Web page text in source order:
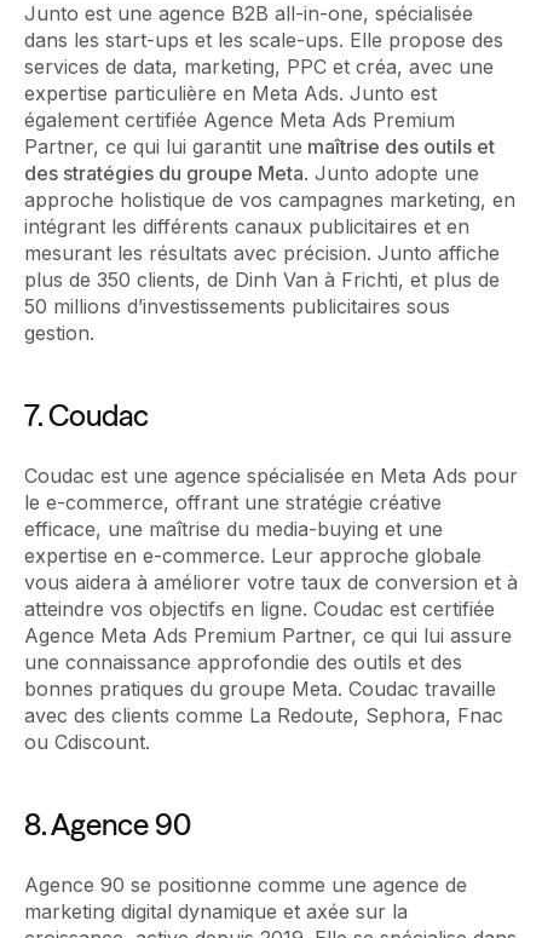
Junto est une agence B2B all-in-one, spécialisée
dans les start-ups et les scale-ups. Elle propose des
services de data, marketing, PPC et créa, avec une
expertise particulière en Meta Ads. Junto est
également certifiée Agence Meta Ads Premium
Partner, ce qui lui garantit une maîtrise des outils et
des stratégies du groupe Meta. Junto adopte une
approche holistique de vos campagnes marketing, en
intégrant les différents canaux publicitaires et en
mesurant les résultats avec précision. Junto affiche
plus de 350 clients, de Dinh Van à Frichti, et plus de
50 millions d’investissements publicitaires sous
gestion.
7. Coudac
Coudac est une agence spécialisée en Meta Ads pour
le e-commerce, offrant une stratégie créative
efficace, une maîtrise du media-buying et une
expertise en e-commerce. Leur approche globale
vous aidera à améliorer votre taux de conversion et à
atteindre vos objectifs en ligne. Coudac est certifiée
Agence Meta Ads Premium Partner, ce qui lui assure
une connaissance approfondie des outils et des
bonnes pratiques du groupe Meta. Coudac travaille
avec des clients comme La Redoute, Sephora, Fnac
ou Cdiscount.
8. Agence 90
Agence 90 se positionne comme une agence de
marketing digital dynamique et axée sur la